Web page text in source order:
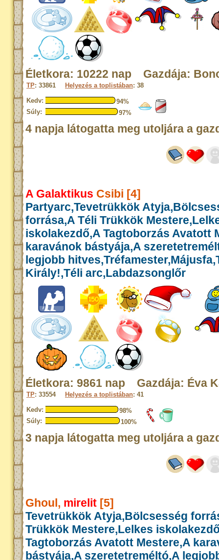
Életkora: 10222 nap Gazdája:
TP: 33861 Helyezés a toplistában: 38
Kedv:
94%
Súly:
97%
4 napja látogatta meg utoljára a
A Galaktikus Csibi [4]
Partyarc,Tevetrükkök
forrása,A Téli Trükkök
iskolakezdő,A Tagtoborzás Avatott
karavánok bástyája,A
legjobb
Király!,Téli arc,Labdazsonglőr
Életkora: 9861 nap Gazdája: Éva
TP: 33554 Helyezés a toplistában: 41
Kedv:
98%
Súly:
100%
3 napja látogatta meg utoljára a
Ghoul, mirelit [5]
Tevetrükkök Atyja,Bölcsesség
Trükkök Mestere,Lelkes
Tagtoborzás Avatott Mestere,A
bástyája,A szeretetreméltó,A